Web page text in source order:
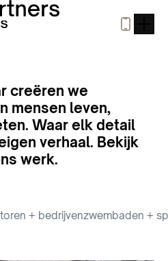
creëren we
mensen leven,
Waar elk detail
verhaal. Bekijk
werk.
+ bedrijvenzwembaden +